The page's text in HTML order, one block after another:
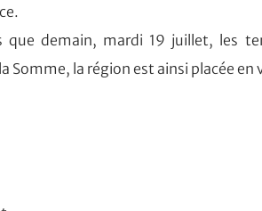
que demain, mardi 19 juillet, les
Somme, la région est ainsi placée en